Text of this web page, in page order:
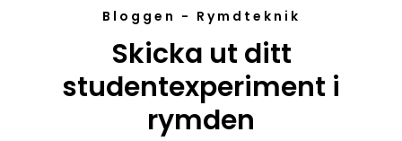
Bloggen - Rymdteknik
Skicka ut ditt
studentexperiment i
rymden